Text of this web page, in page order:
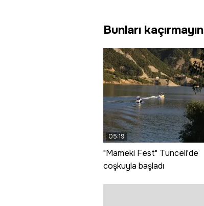
Bunları kaçırmayın
05:19
"Mameki Fest" Tunceli'de
coşkuyla başladı